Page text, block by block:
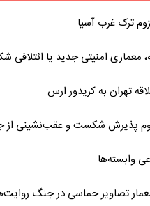
ترک غرب آسیا
معماری امنیتی جدید یا ائتلافی
تهران به کریدور ارس
پذیرش شکست و عقب‌نشینی
وابسته‌ها
تصاویر حماسی در جنگ